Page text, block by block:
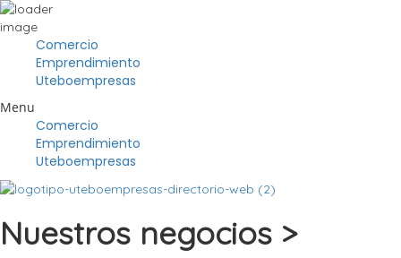
Comercio
Emprendimiento
Uteboempresas
Menu
Comercio
Emprendimiento
Uteboempresas
Nuestros negocios >